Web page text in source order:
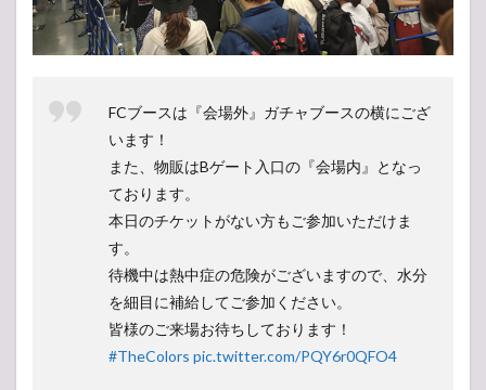
FCブースは『会場外』ガチャブースの横にござ
います！
また、物販はBゲート入口の『会場内』となっ
ております。
本日のチケットがない方もご参加いただけま
す。
待機中は熱中症の危険がございますので、水分
を細目に補給してご参加ください。
皆様のご来場お待ちしております！
#TheColors pic.twitter.com/PQY6r0QFO4